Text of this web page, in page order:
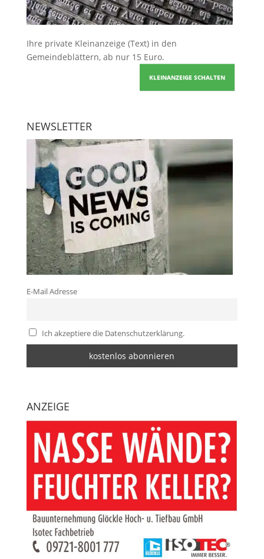
Ihre private Kleinanzeige (Text) in den
Gemeindeblättern, ab nur 15 Euro.
KLEINANZEIGE SCHALTEN
NEWSLETTER
E-Mail Adresse
Ich akzeptiere die Datenschutzerklärung.
ANZEIGE